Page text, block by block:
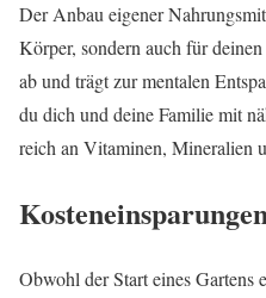
Der Anbau eigener
Körper, sondern auch für
ab und trägt zur mentalen
du dich und deine Familie mit
reich an Vitaminen, Mineralien
Obwohl der Start eines Gartens